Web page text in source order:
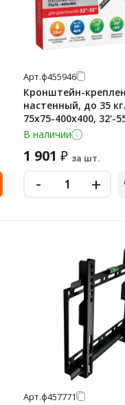
Арт.ф455946
Кронштейн-
настенный, до 35 кг.
75х75-400х400, 32'-
SONNEN, 455946
В наличии
1 901 ₽ за шт.
- +
Арт.ф457771